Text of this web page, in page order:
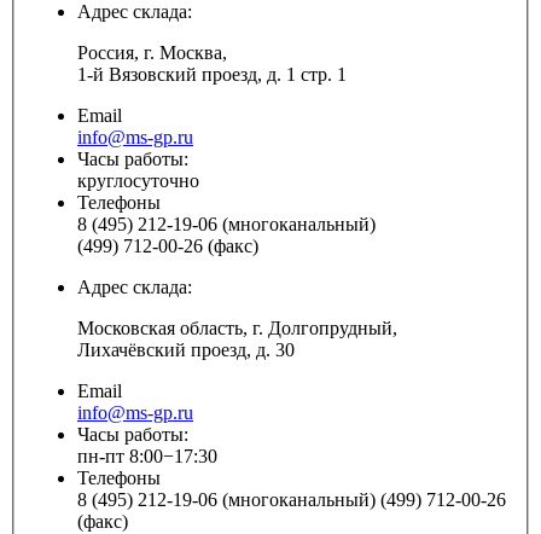
Адрес склада:
Россия, г. Москва,
1-й Вязовский проезд, д. 1 стр. 1
Email
info@ms-gp.ru
Часы работы:
круглосуточно
Телефоны
8 (495) 212-19-06 (многоканальный)
(499) 712-00-26 (факс)
Адрес склада:
Московская область, г. Долгопрудный,
Лихачёвский проезд, д. 30
Email
info@ms-gp.ru
Часы работы:
пн-пт 8:00−17:30
Телефоны
8 (495) 212-19-06 (многоканальный) (499) 712-00-26
(факс)